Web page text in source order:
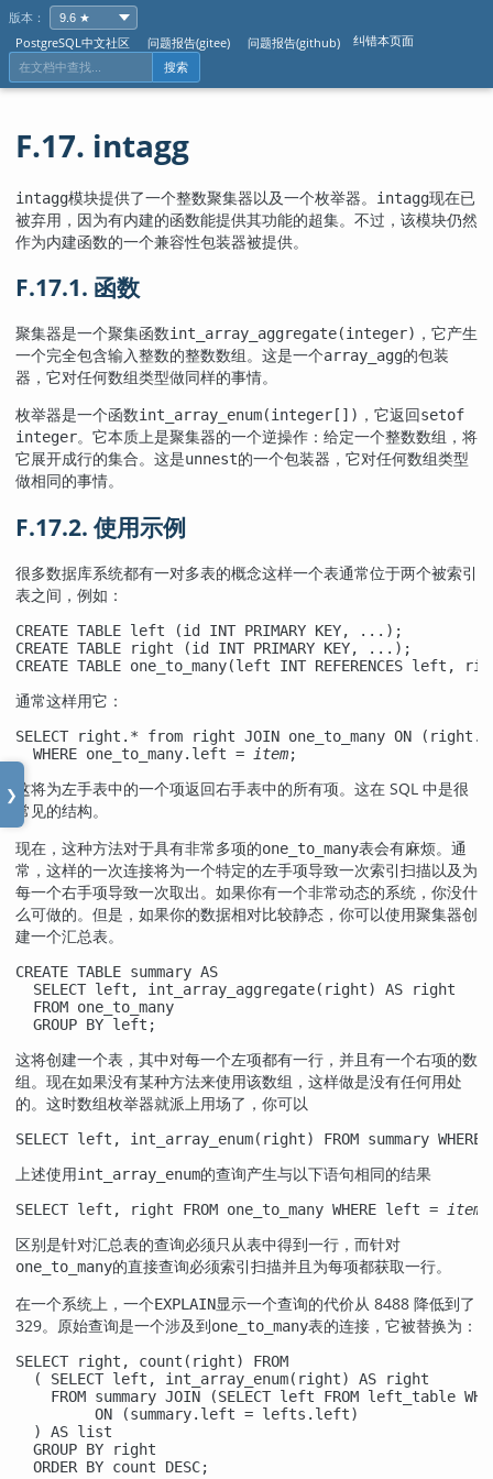
版本：
PostgreSQL中文社区
问题报告(gitee) 问题报告(github) 纠错本页面
搜索
❯
F.17. intagg
intagg模块提供了一个整数聚集器以及一个枚举器。 intagg现在已
被弃用，因为有内建的函数能提供其功能的超集。不过，该模块仍然
作为内建函数的一个兼容性包装器被提供。
F.17.1. 函数
聚集器是一个聚集函数int_array_aggregate(integer) ，它产生
一个完全包含输入整数的整数数组。这是一个array_agg的包装
器，它对任何数组类型做同样的事情。
枚举器是一个函数int_array_enum(integer[]) ，它返回setof
integer。它本质上是聚集器的一个逆操作：给定一个整数数组，将
它展开成行的集合。这是unnest的一个包装器，它对任何数组类型
做相同的事情。
F.17.2. 使用示例
很多数据库系统都有一对多表的概念这样一个表通常位于两个被索引
表之间，例如：
CREATE TABLE left (id INT PRIMARY KEY, ...);
CREATE TABLE right (id INT PRIMARY KEY, ...);
CREATE TABLE one_to_many(left INT REFERENCES left,
通常这样用它：
SELECT right.* from right JOIN one_to_many ON
  WHERE one_to_many.left =
item;
这将为左手表中的一个项返回右手表中的所有项。这在 SQL 中是很
常见的结构。
现在，这种方法对于具有非常多项的one_to_many表会有麻烦。通
常，这样的一次连接将为一个特定的左手项导致一次索引扫描以及为
每一个右手项导致一次取出。如果你有一个非常动态的系统，你没什
么可做的。但是，如果你的数据相对比较静态，你可以使用聚集器创
建一个汇总表。
CREATE TABLE summary AS
  SELECT left, int_array_aggregate(right) AS right
  FROM one_to_many
  GROUP BY left;
这将创建一个表，其中对每一个左项都有一行，并且有一个右项的数
组。现在如果没有某种方法来使用该数组，这样做是没有任何用处
的。这时数组枚举器就派上用场了，你可以
SELECT left, int_array_enum(right) FROM summary
上述使用int_array_enum的查询产生与以下语句相同的结果
SELECT left, right FROM one_to_many WHERE left = item
区别是针对汇总表的查询必须只从表中得到一行，而针对
one_to_many的直接查询必须索引扫描并且为每项都获取一行。
在一个系统上，一个EXPLAIN显示一个查询的代价从 8488 降低到了
329。原始查询是一个涉及到one_to_many表的连接，它被替换为：
SELECT right, count(right) FROM
  ( SELECT left, int_array_enum(right) AS right
FROM summary JOIN (SELECT left FROM left_table
         ON (summary.left = lefts.left)
  ) AS list
  GROUP BY right
  ORDER BY count DESC;